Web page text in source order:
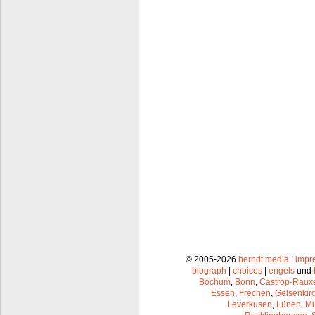
© 2005-2026 berndt media|
biograph
choices engels und
Bochum, Bonn, Castrop-
Essen, Frechen,
Leverkusen, Lünen,